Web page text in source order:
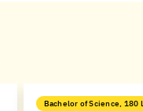
Bachelor of Science, 180